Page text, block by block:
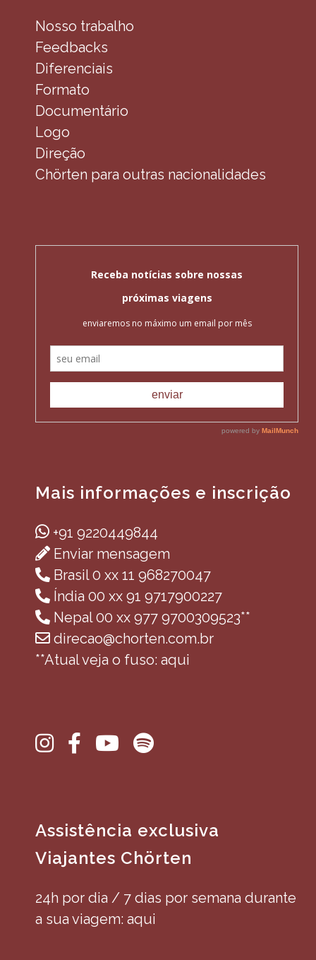
Nosso trabalho
Feedbacks
Diferenciais
Formato
Documentário
Logo
Direção
Chörten para outras nacionalidades
Mais informações e inscrição
+91 9220449844
Enviar mensagem
Brasil 0 xx 11 968270047
Índia 00 xx 91 9717900227
Nepal 00 xx 977 9700309523**
direcao@chorten.com.br
**Atual veja o fuso: aqui
Assistência exclusiva
Viajantes Chörten
24h por dia / 7 dias por semana durante
a sua viagem: aqui